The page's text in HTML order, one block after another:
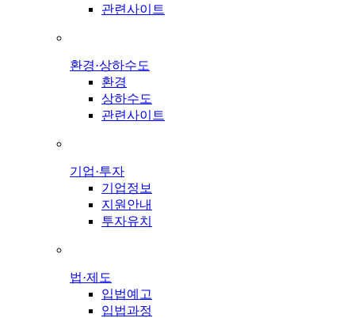
관련사이트
환경·상하수도
환경
상하수도
관련사이트
기업·투자
기업정보
지원안내
투자유치
법·제도
입법예고
입법과정